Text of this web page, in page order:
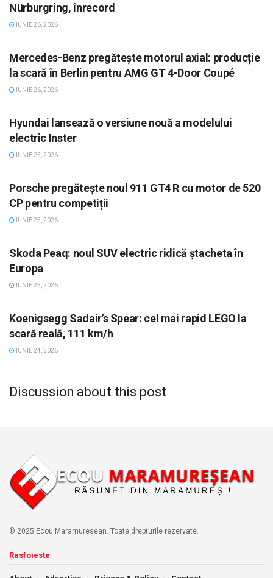
Nürburgring, înrecord
IUNIE 26, 2026
Mercedes-Benz pregătește motorul axial: producție
la scară în Berlin pentru AMG GT 4-Door Coupé
IUNIE 26, 2026
Hyundai lansează o versiune nouă a modelului
electric Inster
IUNIE 25, 2026
Porsche pregătește noul 911 GT4 R cu motor de 520
CP pentru competiții
IUNIE 25, 2026
Skoda Peaq: noul SUV electric ridică ștacheta în
Europa
IUNIE 25, 2026
Koenigsegg Sadair’s Spear: cel mai rapid LEGO la
scară reală, 111 km/h
IUNIE 24, 2026
Discussion about this post
© 2025 Ecou Maramuresean. Toate drepturile rezervate.
Rasfoieste